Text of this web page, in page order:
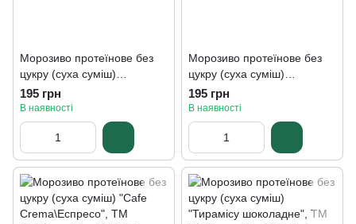
Морозиво протеїнове без
цукру (суха суміш)
"Карамель" ТМ ЖуЖуля, 90
г
195 грн
В наявності
Морозиво протеїнове без
цукру (суха суміш)
"Шоколад" ТМ ЖуЖуля, 90
г
195 грн
В наявності